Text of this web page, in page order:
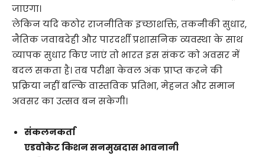
जाएगा।
लेकिन यदि कठोर राजनीतिक इच्छाशक्ति, तकनीकी सुधार,
नैतिक जवाबदेही और पारदर्शी प्रशासनिक व्यवस्था के साथ
व्यापक सुधार किए जाएं तो भारत इस संकट को अवसर में
बदल सकता है। तब परीक्षा केवल अंक प्राप्त करने की
प्रक्रिया नहीं बल्कि वास्तविक प्रतिभा, मेहनत और समान
अवसर का उत्सव बन सकेगी।
संकलनकर्ता
एडवोकेट किशन सनमुखदास भावनानी